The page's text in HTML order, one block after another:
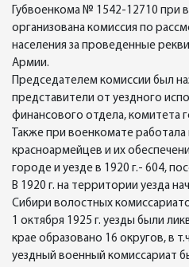
Губвоенкома № 1542-12710 при
организована комиссия по
населения за проведенные
Армии.
Председателем комиссии был
представители от уездного
финансового отдела, комитета
Также при военкомате работала
красноармейцев и их
городе и уезде в 1920 г.- 604,
В 1920 г. на территории уезда
Сибири волостных
1 октября 1925 г. уезды были
крае образовано 16 округов, в
уездный военный комиссариат